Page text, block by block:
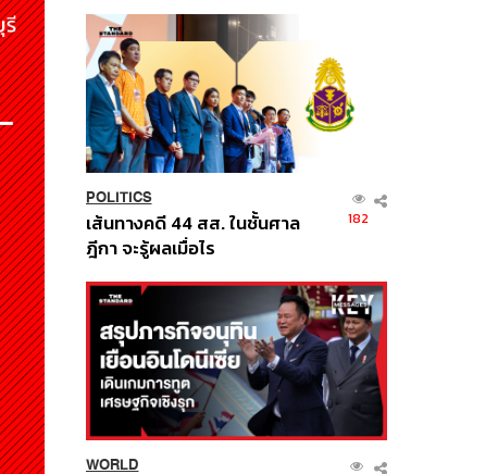
POLITICS
เส้นทางคดี 44 สส. ในชั้นศาล
ฎีกา จะรู้ผลเมื่อไร
182
WORLD